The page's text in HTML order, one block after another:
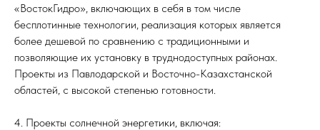
«ВостокГидро», включающих в себя в том числе
бесплотинные технологии, реализация которых является
более дешевой по сравнению с традиционными и
позволяющие их установку в труднодоступных районах.
Проекты из Павлодарской и Восточно-Казахстанской
областей, с высокой степенью готовности.
4. Проекты солнечной энергетики, включая: